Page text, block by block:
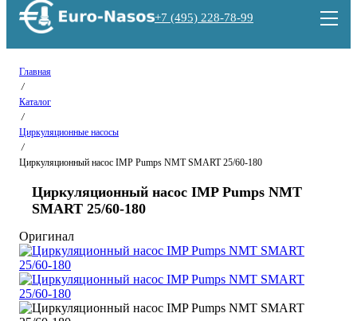
+7 (495) 228-78-99
Главная
/
Каталог
/
Циркуляционные насосы
/
Циркуляционный насос IMP Pumps NMT SMART 25/60-180
Циркуляционный насос IMP Pumps NMT
SMART 25/60-180
Оригинал